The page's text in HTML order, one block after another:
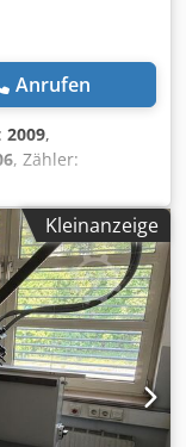
Anrufen
2009,
, Zähler:
105 x 145 mm
0,4 mm
Baldwin BC 713
Ausrüstung /
mit
für
Werkzeug.
zur
Ai Ropfx
Kleinanzeige